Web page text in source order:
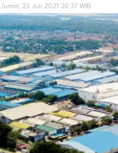
Jumat, 23 Juli 2021 20:37 WIB